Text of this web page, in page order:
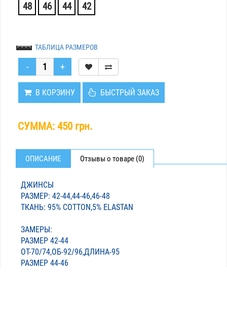
48 46 44 42
ТАБЛИЦА РАЗМЕРОВ
В КОРЗИНУ БЫСТРЫЙ ЗАКАЗ
СУММА: 450 грн.
ОПИСАНИЕ Отзывы о товаре (0)
ДЖИНСЫ
РАЗМЕР: 42-44,44-46,46-48
ТКАНЬ: 95% COTTON,5% ELASTAN
ЗАМЕРЫ:
РАЗМЕР 42-44
ОТ-70/74,ОБ-92/96,ДЛИНА-95
РАЗМЕР 44-46